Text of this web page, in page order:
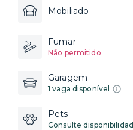
Mobiliado
Fumar
Não permitido
Garagem
1 vaga disponível
Pets
Consulte